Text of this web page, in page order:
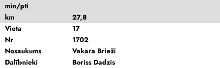
min/pti
km
27,8
Vieta
17
Nr
1702
Nosaukums
Vakara Brieži
Dalībnieki
Boriss Dadzis